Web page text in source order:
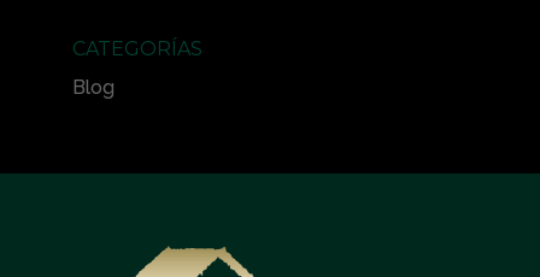
CATEGORÍAS
Blog